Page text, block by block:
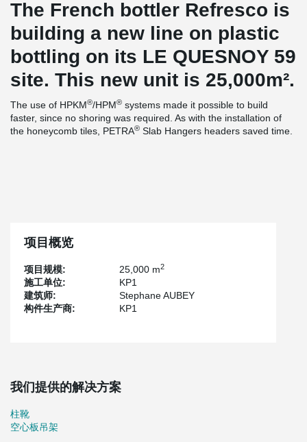
The French bottler Refresco is
building a new line on plastic
bottling on its LE QUESNOY 59
site. This new unit is 25,000m².
The use of HPKM®/HPM® systems made it possible to build
faster, since no shoring was required. As with the installation of
the honeycomb tiles, PETRA® Slab Hangers headers saved time.
项目概览
项目规模: 25,000 m2
施工单位:
KP1
建筑师:
Stephane AUBEY
构件生产商:
KP1
我们提供的解决方案
柱靴
空心板吊架